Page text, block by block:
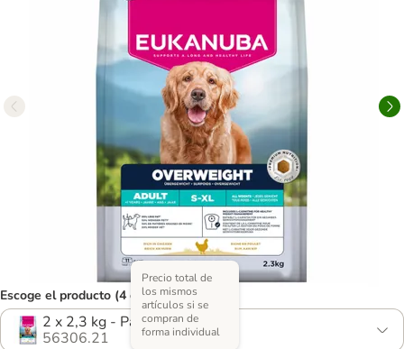
Escoge el producto (4 opciones)
2 x 2,3 kg - Pack Ahorro
56306.21
Precio total de
los mismos
artículos si se
compran de
forma individual